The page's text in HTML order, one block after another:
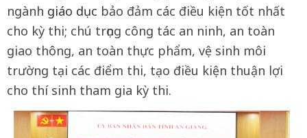
ngành giáo dục bảo đảm các điều kiện tốt nhất
cho kỳ thi; chú trọng công tác an ninh, an toàn
giao thông, an toàn thực phẩm, vệ sinh môi
trường tại các điểm thi, tạo điều kiện thuận lợi
cho thí sinh tham gia kỳ thi.